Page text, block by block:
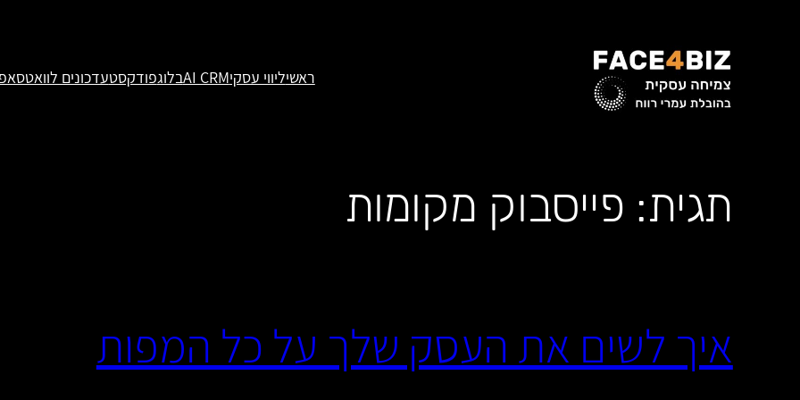
ראשיליווי עסקיAI CRMבלוגפודקסטעדכונים לוואטסאפ
תגית: פייסבוק מקומות
איך לשים את העסק שלך על כל המפות